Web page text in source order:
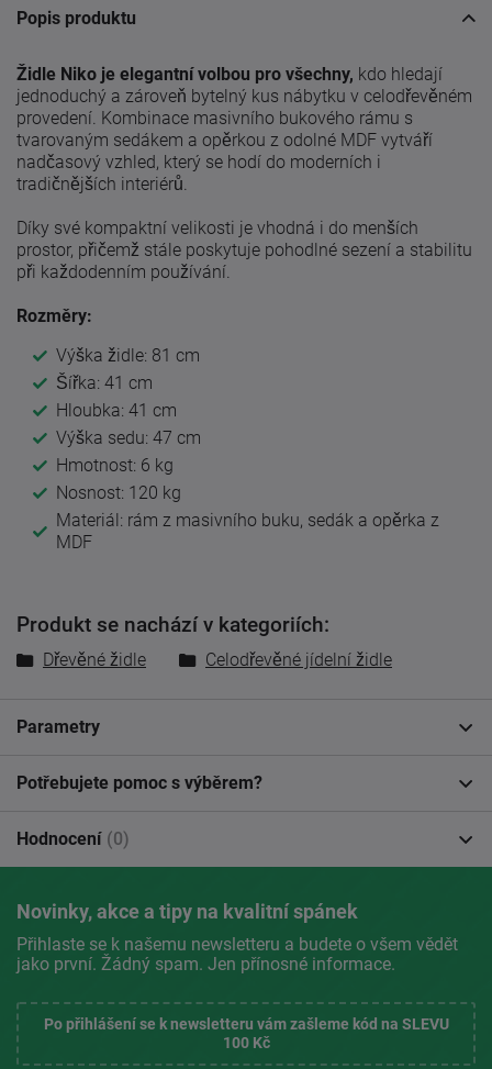
Popis produktu
Židle Niko je elegantní volbou pro všechny, kdo hledají
jednoduchý a zároveň bytelný kus nábytku v celodřevěném
provedení. Kombinace masivního bukového rámu s
tvarovaným sedákem a opěrkou z odolné MDF vytváří
nadčasový vzhled, který se hodí do moderních i
tradičnějších interiérů.
Díky své kompaktní velikosti je vhodná i do menších
prostor, přičemž stále poskytuje pohodlné sezení a stabilitu
při každodenním používání.
Rozměry:
Výška židle: 81 cm
Šířka: 41 cm
Hloubka: 41 cm
Výška sedu: 47 cm
Hmotnost: 6 kg
Nosnost: 120 kg
Materiál: rám z masivního buku, sedák a opěrka z
MDF
Produkt se nachází v kategoriích:
Dřevěné židle Celodřevěné jídelní židle
Parametry
Potřebujete pomoc s výběrem?
Hodnocení (0)
Novinky, akce a tipy na kvalitní spánek
Přihlaste se k našemu newsletteru a budete o všem vědět
jako první. Žádný spam. Jen přínosné informace.
Po přihlášení se k newsletteru vám zašleme kód na SLEVU
100 Kč